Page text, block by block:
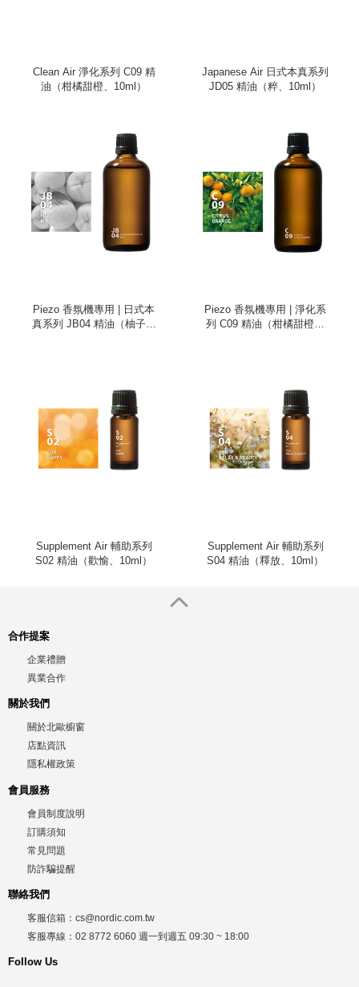
Clean Air 淨化系列 C09 精
油（柑橘甜橙、10ml）
Japanese Air 日式本真系列
JD05 精油（粹、10ml）
Piezo 香氛機專用 | 日式本
真系列 JB04 精油（柚子、
Piezo 香氛機專用 | 淨化系
列 C09 精油（柑橘甜橙、
Supplement Air 輔助系列
S02 精油（歡愉、10ml）
Supplement Air 輔助系列
S04 精油（釋放、10ml）
合作提案
企業禮贈
異業合作
關於我們
關於北歐櫥窗
店點資訊
隱私權政策
會員服務
會員制度說明
訂購須知
常見問題
防詐騙提醒
聯絡我們
客服信箱： cs@nordic.com.tw
客服專線： 02 8772 6060 週一到週五 09:30 ~ 18:00
Follow Us